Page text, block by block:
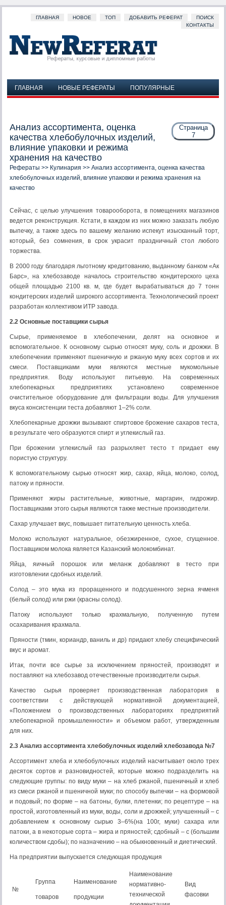
ГЛАВНАЯ НОВОЕ ТОП ДОБАВИТЬ РЕФЕРАТ
ПОИСК
КОНТАКТЫ
ГЛАВНАЯ НОВЫЕ РЕФЕРАТЫ
ПОПУЛЯРНЫЕ
Страница
7
Анализ ассортимента, оценка
качества хлебобулочных изделий,
влияние упаковки и режима
хранения на качество
Рефераты >> Кулинария >> Анализ ассортимента, оценка качества
хлебобулочных изделий, влияние упаковки и режима хранения на
качество
Сейчас, с целью улучшения товарооборота, в помещениях магазинов
ведется реконструкция. Кстати, в каждом из них можно заказать любую
выпечку, а также здесь по вашему желанию испекут изысканный торт,
который, без сомнения, в срок украсит праздничный стол любого
торжества.
В 2000 году благодаря льготному кредитованию, выданному банком «Ак
Барс», на хлебозаводе началось строительство кондитерского цеха
общей площадью 2100 кв. м, где будет вырабатываться до 7 тонн
кондитерских изделий широкого ассортимента. Технологический проект
разработан коллективом ИТР завода.
2.2 Основные поставщики сырья
Сырье, применяемое в хлебопечении, делят на основное и
вспомогательное. К основному сырью относят муку, соль и дрожжи. В
хлебопечении применяют пшеничную и ржаную муку всех сортов и их
смеси. Поставщиками муки являются местные мукомольные
предприятия. Воду используют питьевую. На современных
хлебопекарных предприятиях установлено современное
очистительное оборудование для фильтрации воды. Для улучшения
вкуса консистенции теста добавляют 1–2% соли.
Хлебопекарные дрожжи вызывают спиртовое брожение сахаров теста,
в результате чего образуются спирт и углекислый газ.
При брожении углекислый газ разрыхляет тесто т придает ему
пористую структуру.
К вспомогательному сырью относят жир, сахар, яйца, молоко, солод,
патоку и пряности.
Применяют жиры растительные, животные, маргарин, гидрожир.
Поставщиками этого сырья являются также местные производители.
Сахар улучшает вкус, повышает питательную ценность хлеба.
Молоко используют натуральное, обезжиренное, сухое, сгущенное.
Поставщиком молока является Казанский молокомбинат.
Яйца, яичный порошок или меланж добавляют в тесто при
изготовлении сдобных изделий.
Солод – это мука из проращенного и подсушенного зерна ячменя
(белый солод) или ржи (красны солод).
Патоку используют только крахмальную, полученную путем
осахаривания крахмала.
Пряности (тмин, кориандр, ваниль и др) придают хлебу специфический
вкус и аромат.
Итак, почти все сырье за исключением пряностей, производят и
поставляют на хлебозавод отечественные производители сырья.
Качество сырья проверяет производственная лаборатория в
соответствии с действующей нормативной документацией,
«Положением о производственных лабораториях предприятий
хлебопекарной промышленности» и объемом работ, утвержденным
для них.
2.3 Анализ ассортимента хлебобулочных изделий хлебозавода №7
Ассортимент хлеба и хлебобулочных изделий насчитывает около трех
десяток сортов и разновидностей, которые можно подразделить на
следующие группы: по виду муки – на хлеб ржаной, пшеничный и хлеб
из смеси ржаной и пшеничной муки; по способу выпечки – на формовой
и подовый; по форме – на батоны, булки, плетенки; по рецептуре – на
простой, изготовленный из муки, воды, соли и дрожжей; улучшенный – с
добавлением к основному сырью 3–6%(на 100г, муки) сахара или
патоки, а в некоторые сорта – жира и пряностей; сдобный – с (большим
количеством сдобы); по назначению – на обыкновенный и диетический.
На предприятии выпускается следующая продукция
№
Группа
товаров
Наименование
продукции
Наименование
нормативно-
технической
Вид
фасовки